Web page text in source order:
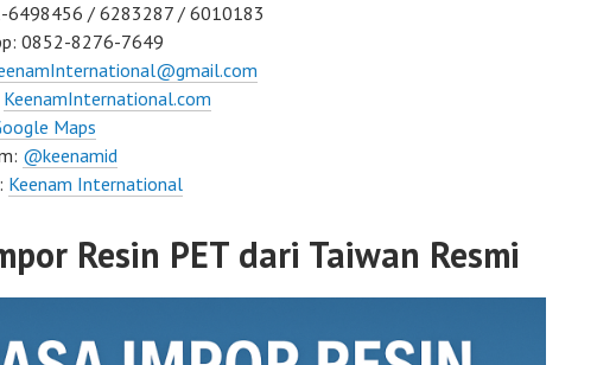
6498456 / 6283287 / 6010183
0852-8276-7649
KeenamInternational.com
Maps
@keenamid
Keenam International
Resin PET dari Taiwan Resmi